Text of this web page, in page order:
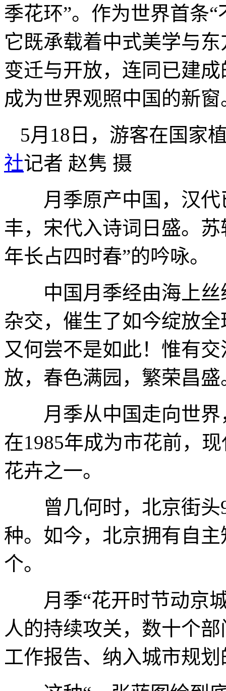
季花环”。作为世界首条
它既承载着中式美学与
变迁与开放，连同已建
成为世界观照中国的新窗
5月18日，游客在国
社记者 赵隽 摄
月季原产中国，汉代
丰，宋代入诗词日盛。
年长占四时春”的吟咏。
中国月季经由海上丝
杂交，催生了如今绽放
又何尝不是如此！惟有
放，春色满园，繁荣昌盛
月季从中国走向世界
在1985年成为市花前，
花卉之一。
曾几何时，北京街头
种。如今，北京拥有自
个。
月季“花开时节动京城
人的持续攻关，数十个
工作报告、纳入城市规